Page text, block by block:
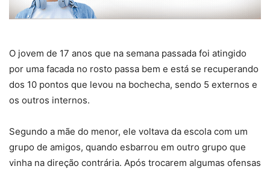
O jovem de 17 anos que na semana passada foi atingido
por uma facada no rosto passa bem e está se recuperando
dos 10 pontos que levou na bochecha, sendo 5 externos e
os outros internos.
Segundo a mãe do menor, ele voltava da escola com um
grupo de amigos, quando esbarrou em outro grupo que
vinha na direção contrária. Após trocarem algumas ofensas